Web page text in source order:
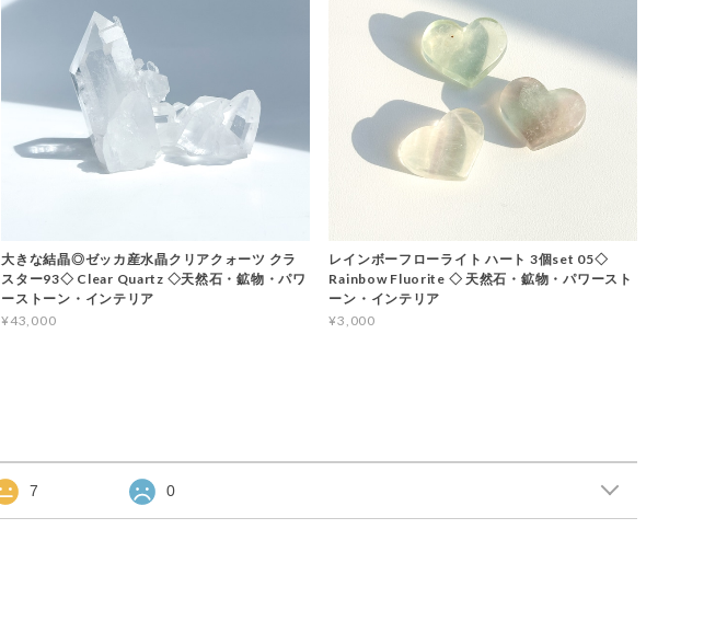
大きな結晶◎ゼッカ産水晶クリアクォーツ クラ
スター93◇ Clear Quartz ◇天然石・鉱物・パワ
ーストーン・インテリア
¥43,000
レインボーフローライト ハート 3個set 05◇
Rainbow Fluorite ◇ 天然石・鉱物・パワースト
ーン・インテリア
¥3,000
7 0